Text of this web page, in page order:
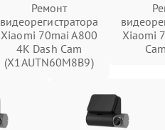
Ремонт
видеорегистратора
Xiaomi 70mai A800
4K Dash Cam
(X1AUTN60M8B9)
Xiaomi